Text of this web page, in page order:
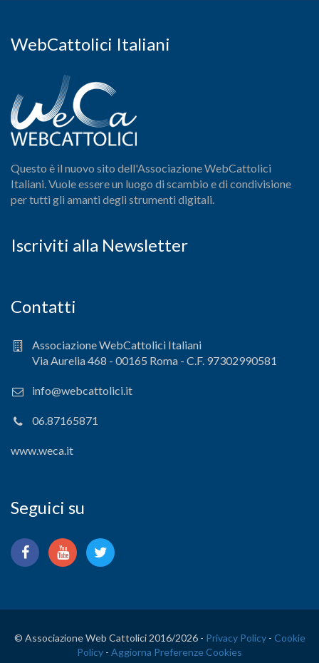
WebCattolici Italiani
Questo è il nuovo sito dell'Associazione WebCattolici
Italiani. Vuole essere un luogo di scambio e di condivisione
per tutti gli amanti degli strumenti digitali.
Iscriviti alla Newsletter
Contatti
Associazione WebCattolici Italiani
Via Aurelia 468 - 00165 Roma - C.F. 97302990581
info@webcattolici.it
06.87165871
www.weca.it
Seguici su
© Associazione Web Cattolici 2016/2026 - Privacy Policy- Cookie
Policy - Aggiorna Preferenze Cookies